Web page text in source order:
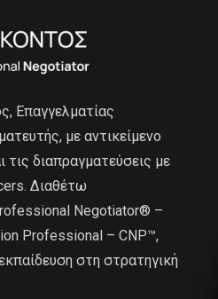
Επαγγελματίας
με αντικείμενο
τις διαπραγματεύσεις με
Διαθέτω
Negotiator® –
Professional – CNP™,
στη στρατηγική